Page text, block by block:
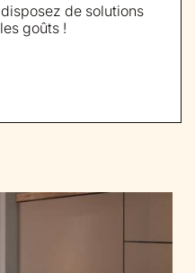
de solutions
goûts !